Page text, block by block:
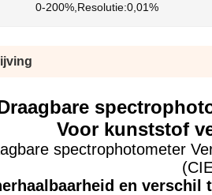
0-200%,Resolutie:0,01%
Voor kunststof
spectrophotometer
en verschil